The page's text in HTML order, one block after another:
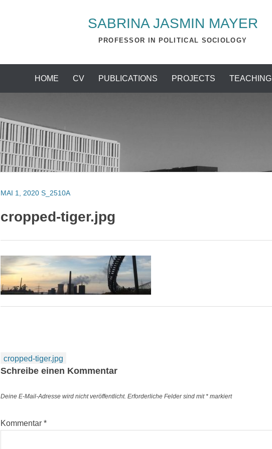
SABRINA JASMIN MAYER
PROFESSOR IN POLITICAL SOCIOLOGY
HOME CV PUBLICATIONS PROJECTS TEACHING
MAI 1, 2020 S_2510A
cropped-tiger.jpg
Beitragsnavigation
cropped-tiger.jpg
Schreibe einen Kommentar
Deine E-Mail-Adresse wird nicht veröffentlicht. Erforderliche Felder sind mit*markiert
Kommentar *